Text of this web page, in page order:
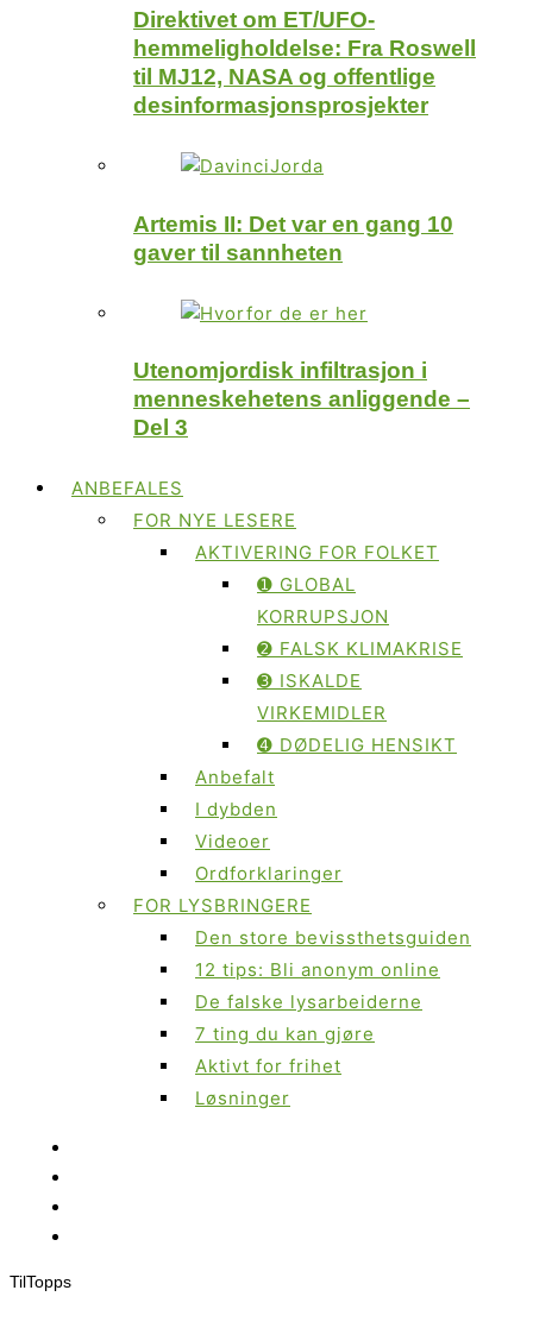
Direktivet om ET/UFO-
hemmeligholdelse: Fra Roswell
til MJ12, NASA og offentlige
desinformasjonsprosjekter
Artemis II: Det var en gang 10
gaver til sannheten
Utenomjordisk infiltrasjon i
menneskehetens anliggende –
Del 3
ANBEFALES
FOR NYE LESERE
AKTIVERING FOR FOLKET
➊ GLOBAL
KORRUPSJON
➋ FALSK KLIMAKRISE
➌ ISKALDE
VIRKEMIDLER
➍ DØDELIG HENSIKT
Anbefalt
I dybden
Videoer
Ordforklaringer
FOR LYSBRINGERE
Den store bevissthetsguiden
12 tips: Bli anonym online
De falske lysarbeiderne
7 ting du kan gjøre
Aktivt for frihet
Løsninger
TilTopps